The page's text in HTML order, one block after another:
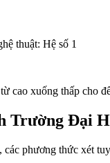
thuật: Hệ số 1
cao xuống thấp cho
Trường Đại
các phương thức xét